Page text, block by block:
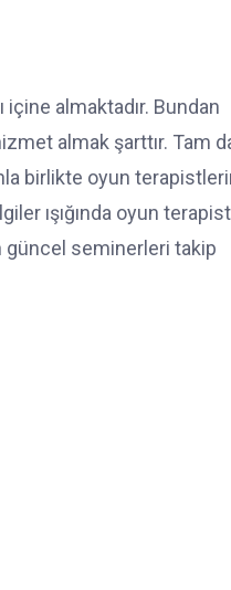
içine almaktadır. Bundan
almak şarttır. Tam
birlikte oyun
ışığında oyun
güncel seminerleri takip